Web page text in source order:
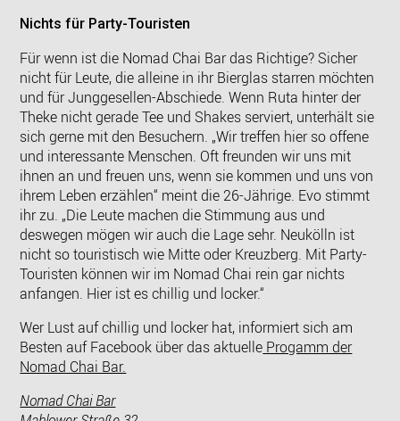
Nichts für Party-Touristen
Für wenn ist die Nomad Chai Bar das Richtige? Sicher
nicht für Leute, die alleine in ihr Bierglas starren möchten
und für Junggesellen-Abschiede. Wenn Ruta hinter der
Theke nicht gerade Tee und Shakes serviert, unterhält sie
sich gerne mit den Besuchern. „Wir treffen hier so offene
und interessante Menschen. Oft freunden wir uns mit
ihnen an und freuen uns, wenn sie kommen und uns von
ihrem Leben erzählen“ meint die 26-Jährige. Evo stimmt
ihr zu. „Die Leute machen die Stimmung aus und
deswegen mögen wir auch die Lage sehr. Neukölln ist
nicht so touristisch wie Mitte oder Kreuzberg. Mit Party-
Touristen können wir im Nomad Chai rein gar nichts
anfangen. Hier ist es chillig und locker.“
Wer Lust auf chillig und locker hat, informiert sich am
Besten auf Facebook über das aktuelle Progamm der
Nomad Chai Bar.
Nomad Chai Bar